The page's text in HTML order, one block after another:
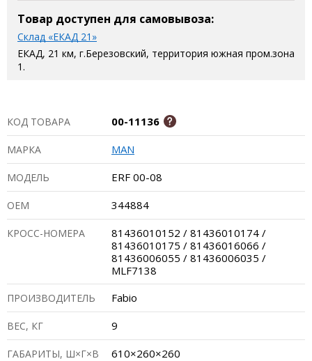
Товар доступен для самовывоза:
Склад «ЕКАД 21»
ЕКАД, 21 км, г.Березовский, территория южная пром.зона
1.
КОД ТОВАРА 00-11136
МАРКА MAN
МОДЕЛЬ ERF 00-08
ОЕМ 344884
КРОСС-НОМЕРА
81436010152 / 81436010174 /
81436010175 / 81436016066 /
81436006055 / 81436006035 /
MLF7138
ПРОИЗВОДИТЕЛЬ Fabio
ВЕС, КГ 9
ГАБАРИТЫ, Ш×Г×В 610×260×260